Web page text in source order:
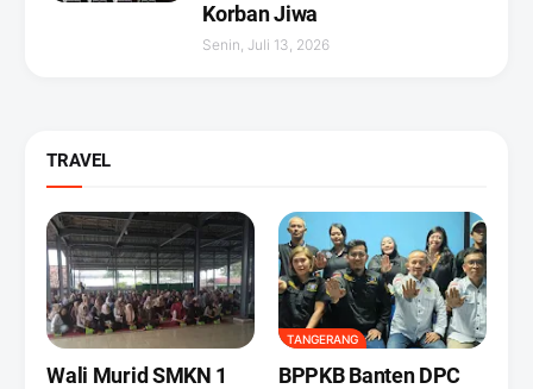
Korban Jiwa
Senin, Juli 13, 2026
TRAVEL
Wali Murid SMKN 1
TANGERANG
BPPKB Banten DPC